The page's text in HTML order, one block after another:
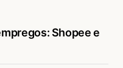
Shopee e